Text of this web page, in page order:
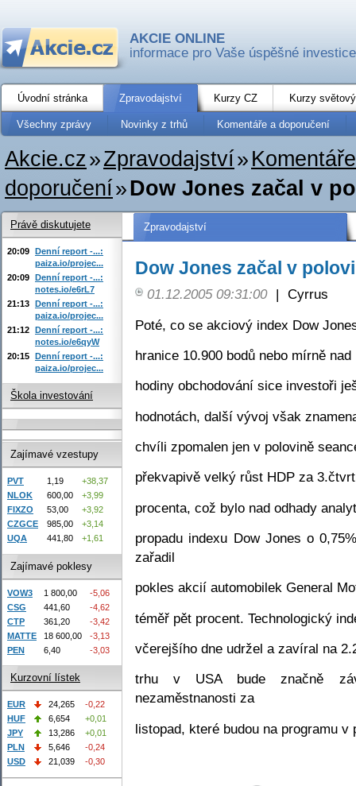
AKCIE ONLINE
informace pro Vaše úspěšné investice
Úvodní stránka Zpravodajství Kurzy CZ Kurzy
Všechny zprávy Novinky z trhů Komentáře a doporučení
Akcie.cz»Zpravodajství»
doporučení»Dow Jones začal v
Zpravodajství
Dow Jones začal v
01.12.2005 09:31:00 | Cyrrus
Poté, co se akciový index Dow
hranice 10.900 bodů nebo mírně
hodiny obchodování sice investoři
hodnotách, další vývoj však
chvíli zpomalen jen v polovině
překvapivě velký růst HDP za
procenta, což bylo nad odhady
propadu indexu Dow Jones o
zařadil
pokles akcií automobilek General
téměř pět procent. Technologický
včerejšího dne udržel a zavíral na
trhu v USA bude značně
nezaměstnanosti za
listopad, které budou na programu v
Právě diskutujete
20:09 Denní report -...:
paiza.io/projec...
20:09 Denní report -...:
notes.io/e6rL7
21:13 Denní report -...:
paiza.io/projec...
21:12 Denní report -...:
notes.io/e6qyW
20:15 Denní report -...:
paiza.io/projec...
Škola investování
Zajímavé vzestupy
PVT 1,19
+38,37
NLOK
600,00
+3,99
FIXZO
53,00
+3,92
CZGCE
985,00
+3,14
UQA
441,80 +1,61
Zajímavé poklesy
VOW3 1 800,00
-5,06
CSG
441,60
-4,62
CTP
361,20
-3,42
MATTE
18 600,00
-3,13
PEN
6,40 -3,03
Kurzovní lístek
EUR 24,265
-0,22
HUF
6,654
+0,01
JPY
13,286
+0,01
PLN
5,646
-0,24
USD
21,039 -0,30